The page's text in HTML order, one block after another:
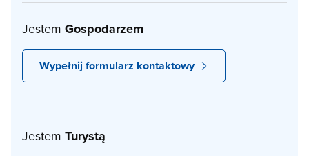
Jestem Gospodarzem
Wypełnij formularz kontaktowy
Jestem Turystą